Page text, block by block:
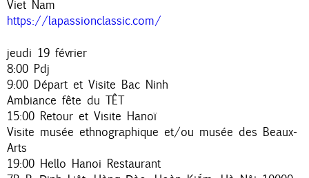
Viet Nam
https://lapassionclassic.com/
jeudi 19 février
8:00 Pdj
9:00 Départ et Visite Bac Ninh
Ambiance fête du TÊT
15:00 Retour et Visite Hanoï
Visite musée ethnographique et/ou musée des Beaux-
Arts
19:00 Hello Hanoi Restaurant